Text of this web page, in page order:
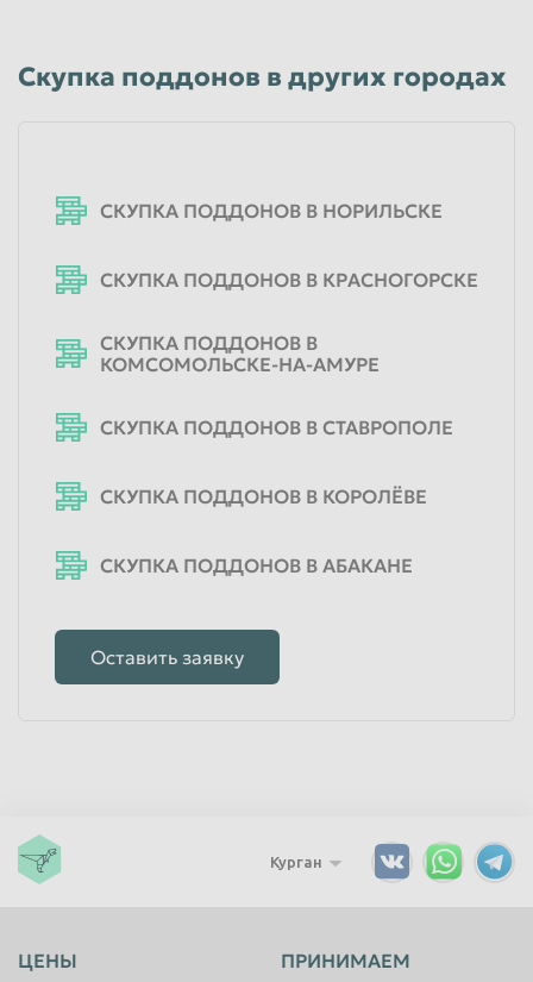
Скупка поддонов в других городах
СКУПКА ПОДДОНОВ В НОРИЛЬСКЕ
СКУПКА ПОДДОНОВ В КРАСНОГОРСКЕ
СКУПКА ПОДДОНОВ В
КОМСОМОЛЬСКЕ-НА-АМУРЕ
СКУПКА ПОДДОНОВ В СТАВРОПОЛЕ
СКУПКА ПОДДОНОВ В КОРОЛЁВЕ
СКУПКА ПОДДОНОВ В АБАКАНЕ
Оставить заявку
Курган
ЦЕНЫ ПРИНИМАЕМ